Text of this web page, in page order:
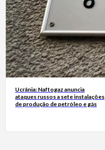
Ucrânia: Naftogaz anuncia
ataques russos a sete instalações
de produção de petróleo e gás